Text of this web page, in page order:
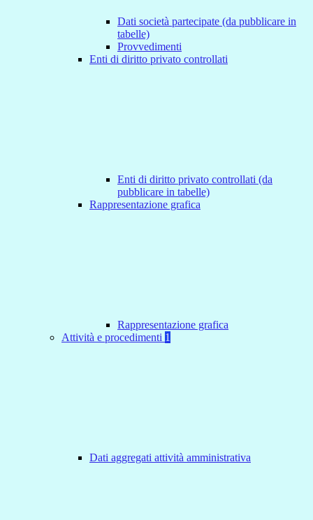
Dati società partecipate (da pubblicare in
tabelle)
Provvedimenti
Enti di diritto privato controllati
Enti di diritto privato controllati (da
pubblicare in tabelle)
Rappresentazione grafica
Rappresentazione grafica
Attività e procedimenti 1
Dati aggregati attività amministrativa